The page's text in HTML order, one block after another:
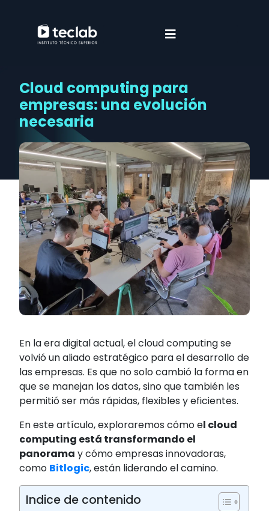
Cloud computing para
empresas: una evolución
necesaria
En la era digital actual, el cloud computing se
volvió un aliado estratégico para el desarrollo de
las empresas. Es que no solo cambió la forma en
que se manejan los datos, sino que también les
permitió ser más rápidas, flexibles y eficientes.
En este artículo, exploraremos cómo el cloud
computing está transformando el
panorama y cómo empresas innovadoras,
como Bitlogic, están liderando el camino.
Indice de contenido